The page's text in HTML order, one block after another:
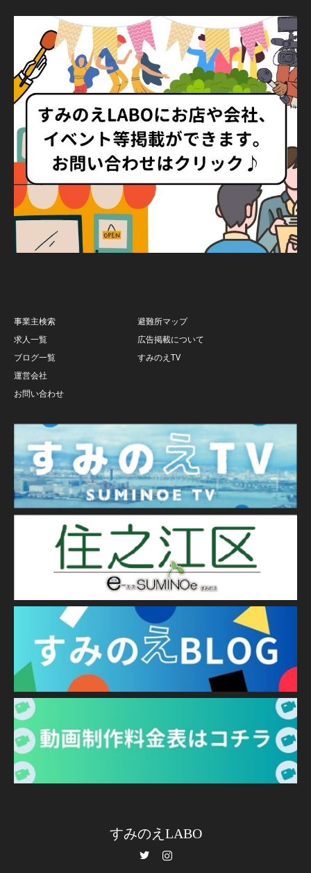
事業主検索
避難所マップ
求人一覧
広告掲載について
ブログ一覧
すみのえTV
運営会社
お問い合わせ
すみのえLABO